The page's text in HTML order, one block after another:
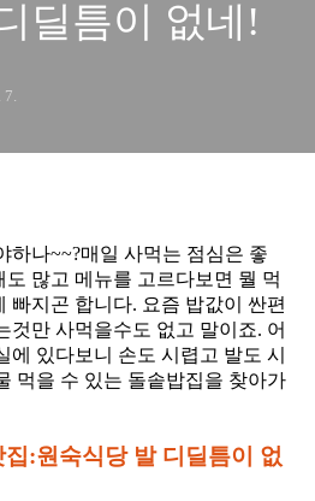
딜틈이 없네!
7.
하나~~?매일 사먹는 점심은 좋
많고 메뉴를 고르다보면 뭘 먹
빠지곤 합니다. 요즘 밥값이 싼편
것만 사먹을수도 없고 말이죠. 어
에 있다보니 손도 시렵고 발도 시
먹을 수 있는 돌솥밥집을 찾아가
:원숙식당 발 디딜틈이 없